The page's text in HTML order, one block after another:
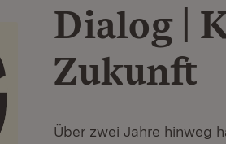
Dialog |
Zukunft
Über zwei Jahre hinweg